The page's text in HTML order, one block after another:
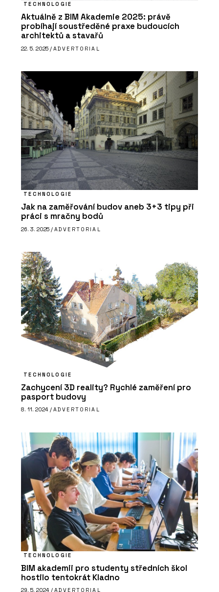
TECHNOLOGIE
Aktuálně z BIM Akademie 2025: právě
probíhají soustředěné praxe budoucích
architektů a stavařů
22. 5. 2025 / ADVERTORIAL
TECHNOLOGIE
Jak na zaměřování budov aneb 3+3 tipy při
práci s mračny bodů
26. 3. 2025 / ADVERTORIAL
TECHNOLOGIE
Zachycení 3D reality? Rychlé zaměření pro
pasport budovy
8. 11. 2024 / ADVERTORIAL
TECHNOLOGIE
BIM akademii pro studenty středních škol
hostilo tentokrát Kladno
29. 5. 2024 / ADVERTORIAL